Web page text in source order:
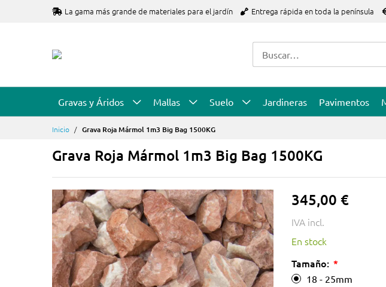
La gama más grande de materiales para el jardín Entrega rápida en toda la península
Gravas y Áridos Mallas Suelo Jardineras Pavimentos
Inicio Grava Roja Mármol 1m3 Big Bag 1500KG
Grava Roja Mármol 1m3 Big Bag 1500KG
345,00 €
IVA incl.
En stock
Tamaño:
18 - 25mm